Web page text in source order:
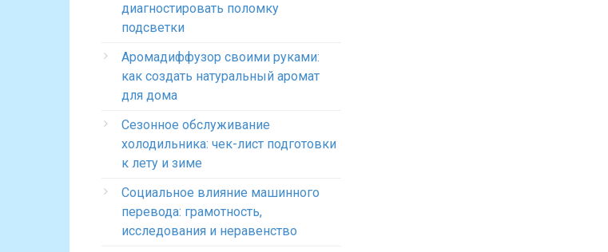
диагностировать поломку
подсветки
Аромадиффузор своими руками:
как создать натуральный аромат
для дома
Сезонное обслуживание
холодильника: чек-лист подготовки
к лету и зиме
Социальное влияние машинного
перевода: грамотность,
исследования и неравенство